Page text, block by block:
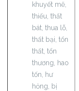
khuyết mẽ,
thiếu, thất
bát, thua lỗ,
thất bại, tổn
thất, tổn
thương, hao
tốn, hư
hỏng, bị